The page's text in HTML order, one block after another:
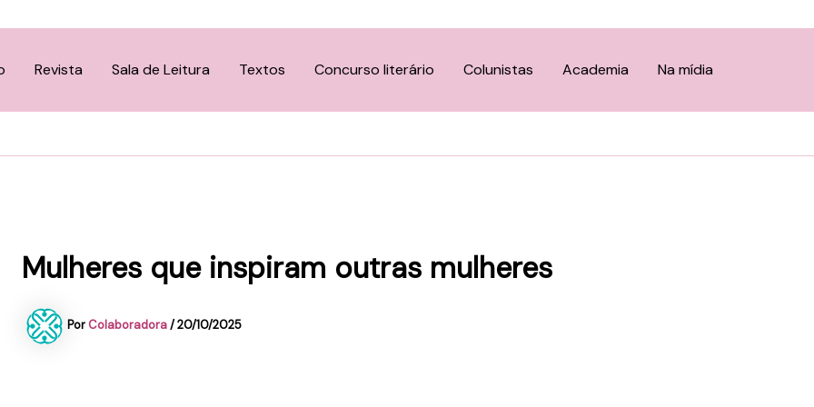
Revista Sala de Leitura Textos Concurso literário Colunistas Academia Na mídia
Mulheres que inspiram outras mulheres
PorColaboradora/20/10/2025